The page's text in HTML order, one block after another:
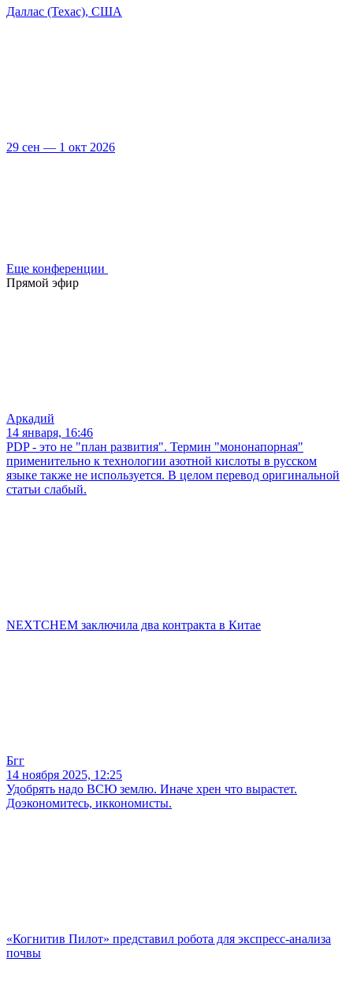
Даллас (Техас), США
29 сен — 1 окт 2026
Еще конференции
Прямой эфир
Аркадий
14 января, 16:46
PDP - это не "план развития". Термин "мононапорная"
применительно к технологии азотной кислоты в русском
языке также не используется. В целом перевод оригинальной
статьи слабый.
NEXTCHEM заключила два контракта в Китае
Бгг
14 ноября 2025, 12:25
Удобрять надо ВСЮ землю. Иначе хрен что вырастет.
Доэкономитесь, иккономисты.
«Когнитив Пилот» представил робота для экспресс-анализа
почвы